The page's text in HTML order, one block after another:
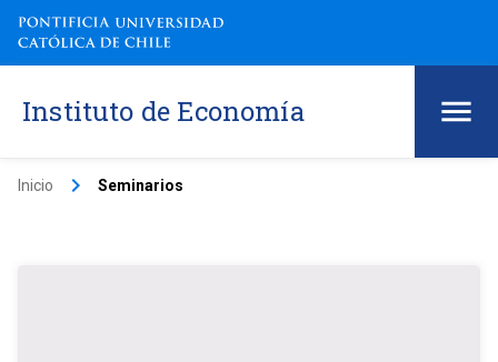
Instituto de Economía
Inicio keyboard_arrow_right Seminarios